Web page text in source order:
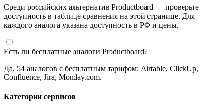
Среди российских альтернатив Productboard — проверьте
доступность в таблице сравнения на этой странице. Для
каждого аналога указана доступность в РФ и цены.
Есть ли бесплатные аналоги Productboard?
Да, 54 аналогов с бесплатным тарифом: Airtable, ClickUp,
Confluence, Jira, Monday.com.
Категории сервисов